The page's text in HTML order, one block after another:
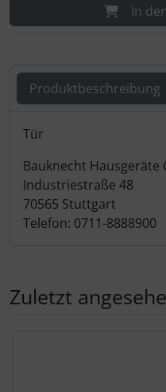
In
Produktbeschreibung
Tür
Bauknecht Hausgeräte
Industriestraße 48
70565 Stuttgart
Telefon: 0711-8888900
Zuletzt